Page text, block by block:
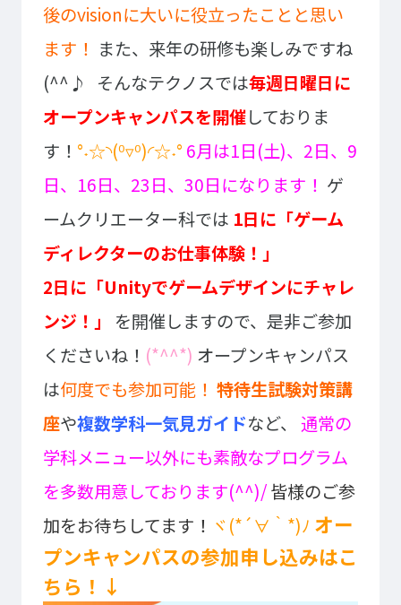
後のvisionに大いに役立ったことと思い
ます！ また、来年の研修も楽しみですね
(^^♪
そんなテクノスでは毎週日曜日に
オープンキャンパスを開催しておりま
す！ °˖☆◝(⁰▿⁰)◜☆˖° 6月は1日(土)、2日、9
日、16日、23日、30日になります！ ゲ
ームクリエーター科では 1日に「ゲーム
ディレクターのお仕事体験！」
2日に「Unityでゲームデザインにチャレ
ンジ！」
を開催しますので、是非ご参加
くださいね！ (*^^*) オープンキャンパス
は何度でも参加可能！ 特待生試験対策講
座や複数学科一気見ガイドなど、 通常の
学科メニュー以外にも素敵なプログラム
を多数用意しております(^^)/皆様のご参
加をお待ちしてます！ ヾ(*´∀｀*)ﾉ オー
プンキャンパスの参加申し込みはこ
ちら！↓